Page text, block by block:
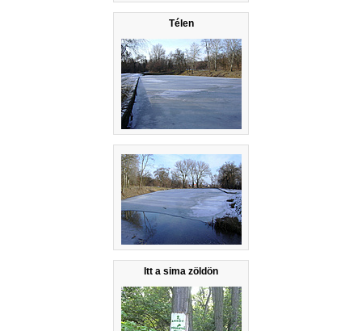
Télen
Itt a sima zöldön